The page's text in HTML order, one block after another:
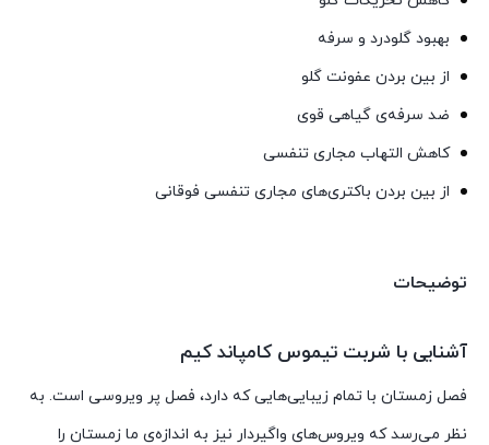
بهبود گلودرد و سرفه
از بین بردن عفونت گلو
ضد سرفه‌ی گیاهی قوی
کاهش التهاب مجاری تنفسی
از بین بردن باکتری‌های مجاری تنفسی فوقانی
توضیحات
آشنایی با شربت تیموس کامپاند کیم
فصل زمستان با تمام زیبایی‌هایی که دارد، فصل پر ویروسی است. به
نظر می‌رسد که ویروس‌های واگیردار نیز به اندازه‌ی ما زمستان را